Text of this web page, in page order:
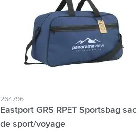
264796
Eastport GRS RPET Sportsbag sac
de sport/voyage